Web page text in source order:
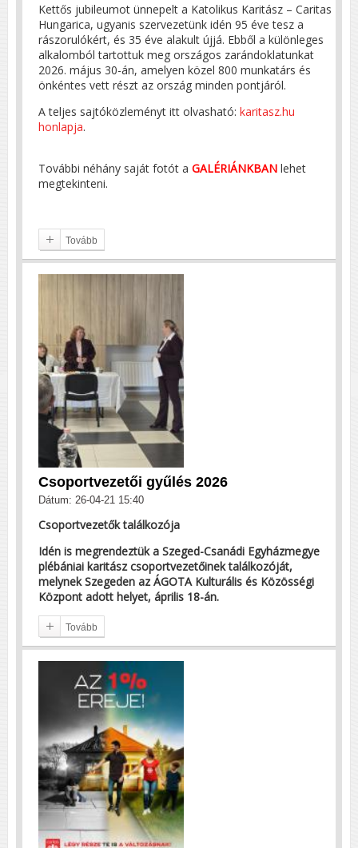
Kettős jubileumot ünnepelt a Katolikus Karitász – Caritas
Hungarica, ugyanis szervezetünk idén 95 éve tesz a
rászorulókért, és 35 éve alakult újjá. Ebből a különleges
alkalomból tartottuk meg országos zarándoklatunkat
2026. május 30-án, amelyen közel 800 munkatárs és
önkéntes vett részt az ország minden pontjáról.
A teljes sajtóközleményt itt olvasható: karitasz.hu
honlapja.
További néhány saját fotót a GALÉRIÁNKBAN lehet
megtekinteni.
Tovább
Csoportvezetői gyűlés 2026
Dátum: 26-04-21 15:40
Csoportvezetők találkozója
Idén is megrendeztük a Szeged-Csanádi Egyházmegye
plébániai karitász csoportvezetőinek találkozóját,
melynek Szegeden az ÁGOTA Kulturális és Közösségi
Központ adott helyet, április 18-án.
Tovább